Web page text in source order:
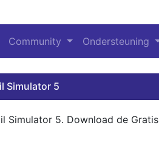
Community Ondersteuning
Simulator 5
Simulator 5. Download de Gratis